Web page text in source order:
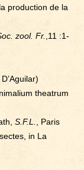
production de la
zool. Fr. ,11 :1-
theatrum
S.F.L.
, Paris
in La